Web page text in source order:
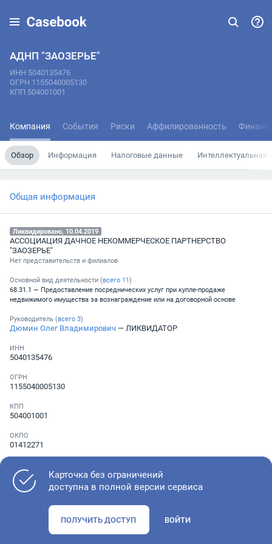
АДНП "ЗАОЗЕРЬЕ"
ИНН 5040135476
ОГРН 1155040005130
КПП 504001001
Компания События Риски Аффилированность
Обзор Информация Налоговые данные Интеллектуальная
Общая информация
Ликвидировано, 10.04.2019
АССОЦИАЦИЯ ДАЧНОЕ НЕКОММЕРЧЕСКОЕ ПАРТНЕРСТВО
"ЗАОЗЕРЬЕ"
Нет представительств и филиалов
Основной вид деятельности (всего 11)
68.31.1 — Предоставление посреднических услуг при купле-продаже
недвижимого имущества за вознаграждение или на договорной основе
Руководитель (всего 3)
Дюмин Олег Владимирович — ЛИКВИДАТОР
ИНН
5040135476
ОГРН
1155040005130
КПП
504001001
ОКПО
01412271
░ ░░░ ░░░░░░░
Как оценить состояние компании
Карточка без ограничений
доступна в полной версии сервиса
ПОЛУЧИТЬ ДОСТУП ВОЙТИ